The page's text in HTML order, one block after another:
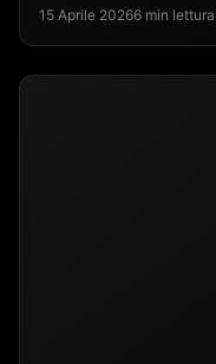
15 Aprile 20266 min lettura